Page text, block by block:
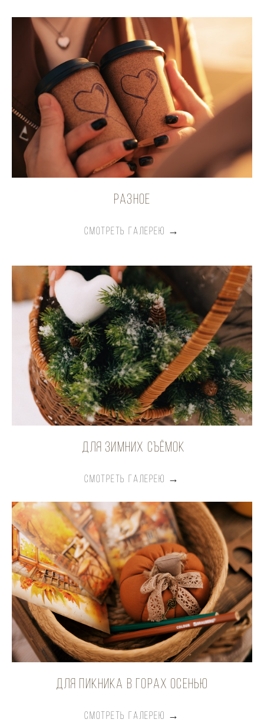
разное
СМОТРЕТЬ ГАЛЕРЕЮ →
для зимних сЪЁмок
СМОТРЕТЬ ГАЛЕРЕЮ →
для пикника в горах осенью
СМОТРЕТЬ ГАЛЕРЕЮ →